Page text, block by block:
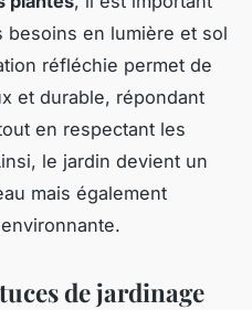
en lumière et sol
réfléchie permet de
et durable, répondant
en respectant les
le jardin devient un
mais également
de jardinage